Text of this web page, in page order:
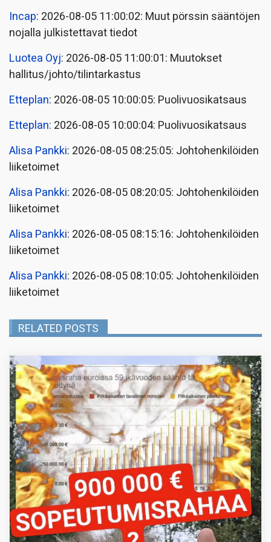
Incap: 2026-08-05 11:00:02: Muut pörssin sääntöjen
nojalla julkistettavat tiedot
Luotea Oyj: 2026-08-05 11:00:01: Muutokset
hallitus/johto/tilintarkastus
Etteplan: 2026-08-05 10:00:05: Puolivuosikatsaus
Etteplan: 2026-08-05 10:00:04: Puolivuosikatsaus
Alisa Pankki: 2026-08-05 08:25:05: Johtohenkilöiden
liiketoimet
Alisa Pankki: 2026-08-05 08:20:05: Johtohenkilöiden
liiketoimet
Alisa Pankki: 2026-08-05 08:15:16: Johtohenkilöiden
liiketoimet
Alisa Pankki: 2026-08-05 08:10:05: Johtohenkilöiden
liiketoimet
RELATED POSTS